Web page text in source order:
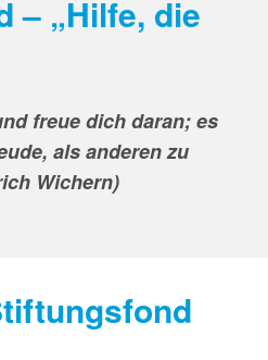
– „Hilfe, die
freue dich daran; es
als anderen zu
Wichern)